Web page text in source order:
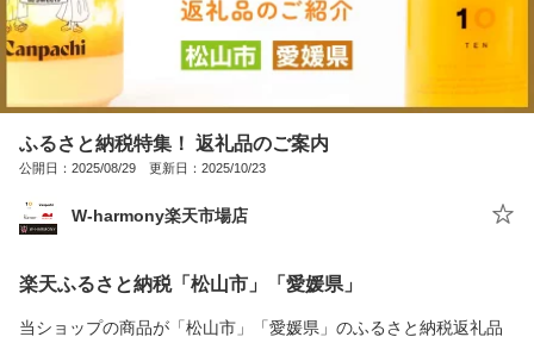
ふるさと納税特集！ 返礼品のご案内
公開日：2025/08/29 更新日：2025/10/23
W-harmony楽天市場店
楽天ふるさと納税「松山市」「愛媛県」
当ショップの商品が「松山市」「愛媛県」のふるさと納税返礼品